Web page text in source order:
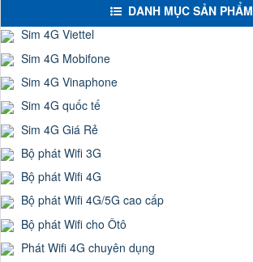
DANH MỤC SẢN PHẨM
Sim 4G Viettel
Sim 4G Mobifone
Sim 4G Vinaphone
Sim 4G quốc tế
Sim 4G Giá Rẻ
Bộ phát Wifi 3G
Bộ phát Wifi 4G
Bộ phát Wifi 4G/5G cao cấp
Bộ phát Wifi cho Ôtô
Phát Wifi 4G chuyên dụng